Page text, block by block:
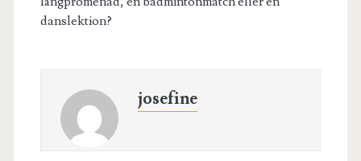
danslektion?
josefine